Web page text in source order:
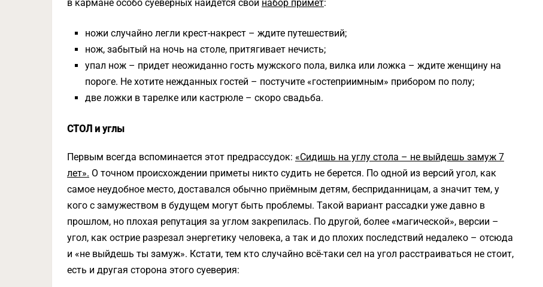
в кармане особо суеверных найдется свой набор примет:
ножи случайно легли крест-накрест – ждите путешествий;
нож, забытый на ночь на столе, притягивает нечисть;
упал нож – придет неожиданно гость мужского пола, вилка или ложка – ждите женщину на
пороге. Не хотите нежданных гостей – постучите «гостеприимным» прибором по полу;
две ложки в тарелке или кастрюле – скоро свадьба.
СТОЛ и углы
Первым всегда вспоминается этот предрассудок: «Сидишь на углу стола – не выйдешь замуж 7
лет». О точном происхождении приметы никто судить не берется. По одной из версий угол, как
самое неудобное место, доставался обычно приёмным детям, бесприданницам, а значит тем, у
кого с замужеством в будущем могут быть проблемы. Такой вариант рассадки уже давно в
прошлом, но плохая репутация за углом закрепилась. По другой, более «магической», версии –
угол, как острие разрезал энергетику человека, а так и до плохих последствий недалеко – отсюда
и «не выйдешь ты замуж». Кстати, тем кто случайно всё-таки сел на угол расстраиваться не стоит,
есть и другая сторона этого суеверия: